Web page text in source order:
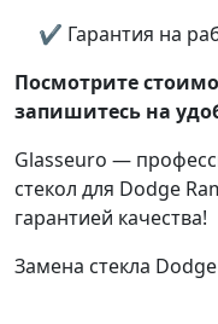
✔ Гарантия на
Посмотрите
запишитесь на
Glasseuro —
стекол для Dodge
гарантией качества!
Замена стекла Dodge